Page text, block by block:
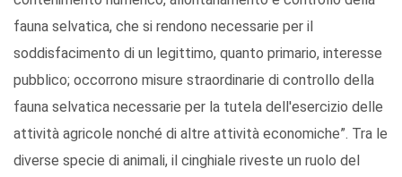
fauna selvatica, che si rendono necessarie per il
soddisfacimento di un legittimo, quanto primario, interesse
pubblico; occorrono misure straordinarie di controllo della
fauna selvatica necessarie per la tutela dell'esercizio delle
attività agricole nonché di altre attività economiche”. Tra le
diverse specie di animali, il cinghiale riveste un ruolo del